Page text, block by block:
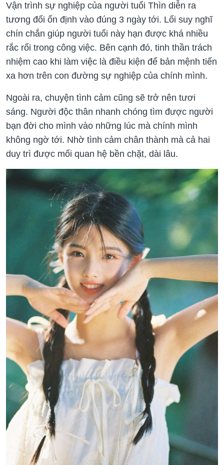
Vận trình sự nghiệp của người tuổi Thìn diễn ra
tương đối ổn định vào đúng 3 ngày tới. Lối suy nghĩ
chín chắn giúp người tuổi này hạn được khá nhiều
rắc rối trong công việc. Bên cạnh đó, tinh thần trách
nhiệm cao khi làm việc là điều kiện để bản mệnh tiến
xa hơn trên con đường sự nghiệp của chính mình.
Ngoài ra, chuyện tình cảm cũng sẽ trở nên tươi
sáng. Người độc thân nhanh chóng tìm được người
bạn đời cho mình vào những lúc mà chính mình
không ngờ tới. Nhờ tình cảm chân thành mà cả hai
duy trì được mối quan hệ bền chặt, dài lâu.